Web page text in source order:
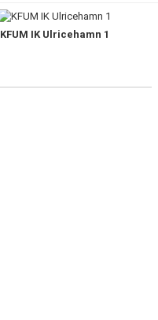
KFUM IK Ulricehamn 1